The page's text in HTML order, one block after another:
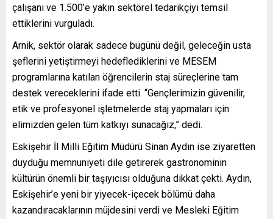
çalışanı ve 1.500’e yakın sektörel tedarikçiyi temsil
ettiklerini vurguladı.
Arnik, sektör olarak sadece bugünü değil, geleceğin usta
şeflerini yetiştirmeyi hedeflediklerini ve MESEM
programlarına katılan öğrencilerin staj süreçlerine tam
destek vereceklerini ifade etti. “Gençlerimizin güvenilir,
etik ve profesyonel işletmelerde staj yapmaları için
elimizden gelen tüm katkıyı sunacağız,” dedi.
Eskişehir İl Milli Eğitim Müdürü Sinan Aydın ise ziyaretten
duyduğu memnuniyeti dile getirerek gastronominin
kültürün önemli bir taşıyıcısı olduğuna dikkat çekti. Aydın,
Eskişehir’e yeni bir yiyecek-içecek bölümü daha
kazandıracaklarının müjdesini verdi ve Mesleki Eğitim